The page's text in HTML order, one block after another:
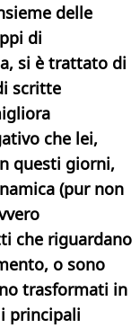
delle
di
si è trattato di
scritte
che lei,
questi giorni,
(pur non
che riguardano
o sono
trasformati in
principali